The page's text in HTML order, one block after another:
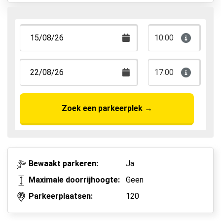
10:00
17:00
Zoek een parkeerplek→
Bewaakt parkeren:
Ja
Maximale doorrijhoogte:
Geen
Parkeerplaatsen:
120